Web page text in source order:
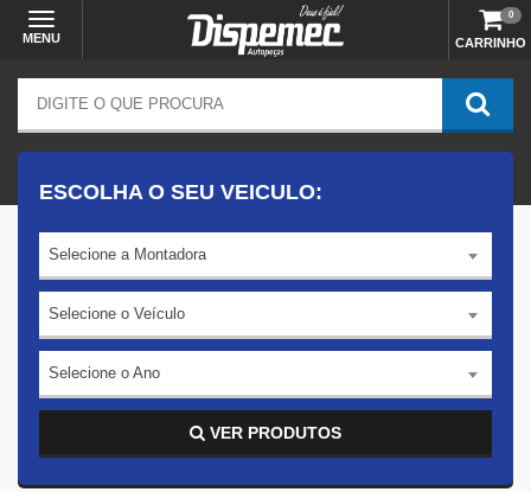
MENU CARRINHO
0
ESCOLHA O SEU VEICULO:
Selecione a Montadora
Selecione o Veículo
Selecione o Ano
VER PRODUTOS